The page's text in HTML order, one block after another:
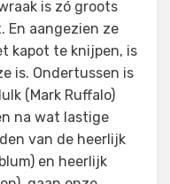
is zó groots
En aangezien ze
kapot te knijpen, is
is. Ondertussen is
(Mark Ruffalo)
na wat lastige
van de heerlijk
en heerlijk